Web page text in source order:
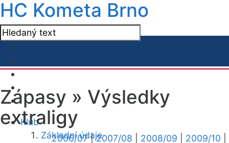
HC Kometa Brno
Klub
Základní údaje
Zápasy » Výsledky
extraligy
2006/07|2007/08 2008/09 2009/10